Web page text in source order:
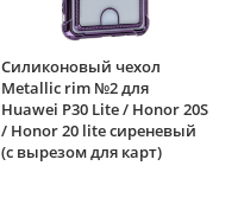
Силиконовый чехол
Metallic rim №2 для
Huawei P30 Lite / Honor 20S
/ Honor 20 lite сиреневый
(с вырезом для карт)